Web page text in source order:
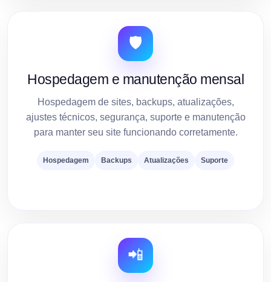
🛡️
Hospedagem e manutenção mensal
Hospedagem de sites, backups, atualizações,
ajustes técnicos, segurança, suporte e manutenção
para manter seu site funcionando corretamente.
Hospedagem Backups Atualizações Suporte
📲